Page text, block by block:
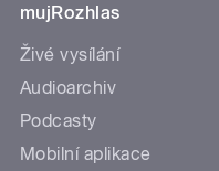
mujRozhlas
Živé vysílání
Audioarchiv
Podcasty
Mobilní aplikace